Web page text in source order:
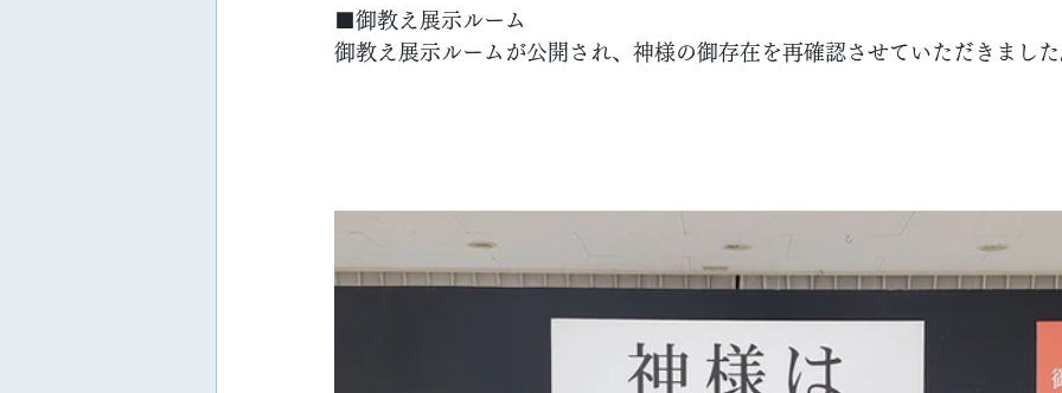
■御教え展示ルーム
御教え展示ルームが公開され、神様の御存在を再確認させていただきまし